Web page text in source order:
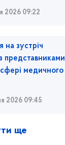
2026 09:22
на зустріч
представниками
медичного
2026 09:45
ще